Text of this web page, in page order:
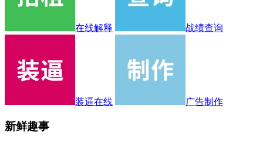
在线解释 战绩查询
装逼在线 广告制作
新鲜趣事